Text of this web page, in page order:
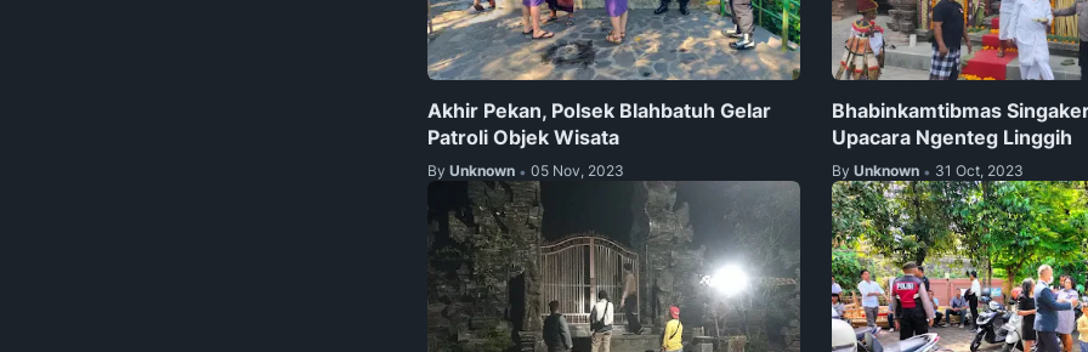
Akhir Pekan, Polsek Blahbatuh Gelar
Patroli Objek Wisata
By Unknown • 05 Nov, 2023
Bhabinkamtibmas
Upacara Ngenteg Linggih
By Unknown • 31 Oct, 2023